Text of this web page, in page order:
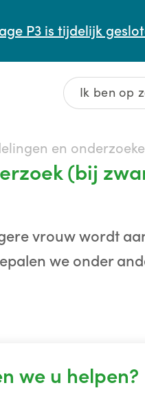
P3 is tijdelijk
en
(bij
vrouw wordt
we onder
we u helpen?